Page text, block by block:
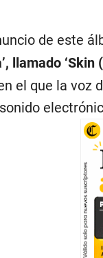
de este
llamado
el que la voz